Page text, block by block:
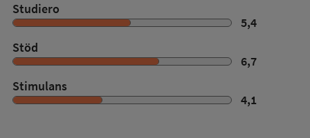
Studiero
5,4
Stöd
6,7
Stimulans
4,1